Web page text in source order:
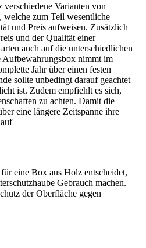
Varianten von
zum Teil wesentliche
und Preis aufweisen. Zusätzlich
und der Qualität einer
auch auf die unterschiedlichen
Aufbewahrungsbox nimmt im
Jahr über einen festen
sollte unbedingt darauf geachtet
ist. Zudem empfiehlt es sich,
zu achten. Damit die
eine längere Zeitspanne ihre
eine Box aus Holz entscheidet,
Gebrauch machen.
der Oberfläche gegen